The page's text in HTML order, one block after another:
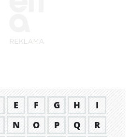
E F G H
I
N O P Q
R